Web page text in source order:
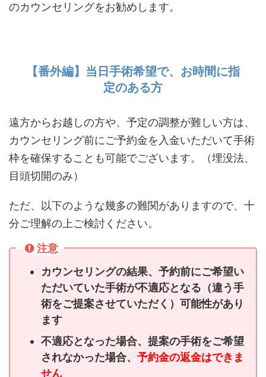
のカウンセリングをお勧めします。
【番外編】当日手術希望で、お時間に指
定のある方
遠方からお越しの方や、予定の調整が難しい方は、
カウンセリング前にご予約金を入金いただいて手術
枠を確保することも可能でございます。（埋没法、
目頭切開のみ）
ただ、以下のような幾多の難関がありますので、十
分ご理解の上ご検討ください。
注意
カウンセリングの結果、予約前にご希望い
ただいていた手術が不適応となる（違う手
術をご提案させていただく）可能性があり
ます
不適応となった場合、提案の手術をご希望
されなかった場合、 予約金の返金はできま
せん